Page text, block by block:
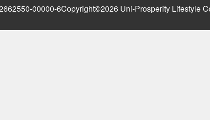
00000-6Copyright©2026 Uni-Prosperity Lifestyle